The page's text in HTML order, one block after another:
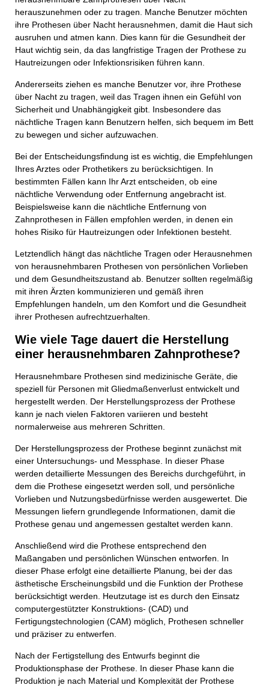
herauszunehmen oder zu tragen. Manche Benutzer möchten
ihre Prothesen über Nacht herausnehmen, damit die Haut sich
ausruhen und atmen kann. Dies kann für die Gesundheit der
Haut wichtig sein, da das langfristige Tragen der Prothese zu
Hautreizungen oder Infektionsrisiken führen kann.
Andererseits ziehen es manche Benutzer vor, ihre Prothese
über Nacht zu tragen, weil das Tragen ihnen ein Gefühl von
Sicherheit und Unabhängigkeit gibt. Insbesondere das
nächtliche Tragen kann Benutzern helfen, sich bequem im Bett
zu bewegen und sicher aufzuwachen.
Bei der Entscheidungsfindung ist es wichtig, die Empfehlungen
Ihres Arztes oder Prothetikers zu berücksichtigen. In
bestimmten Fällen kann Ihr Arzt entscheiden, ob eine
nächtliche Verwendung oder Entfernung angebracht ist.
Beispielsweise kann die nächtliche Entfernung von
Zahnprothesen in Fällen empfohlen werden, in denen ein
hohes Risiko für Hautreizungen oder Infektionen besteht.
Letztendlich hängt das nächtliche Tragen oder Herausnehmen
von herausnehmbaren Prothesen von persönlichen Vorlieben
und dem Gesundheitszustand ab. Benutzer sollten regelmäßig
mit ihren Ärzten kommunizieren und gemäß ihren
Empfehlungen handeln, um den Komfort und die Gesundheit
ihrer Prothesen aufrechtzuerhalten.
Wie viele Tage dauert die Herstellung
einer herausnehmbaren Zahnprothese?
Herausnehmbare Prothesen sind medizinische Geräte, die
speziell für Personen mit Gliedmaßenverlust entwickelt und
hergestellt werden. Der Herstellungsprozess der Prothese
kann je nach vielen Faktoren variieren und besteht
normalerweise aus mehreren Schritten.
Der Herstellungsprozess der Prothese beginnt zunächst mit
einer Untersuchungs- und Messphase. In dieser Phase
werden detaillierte Messungen des Bereichs durchgeführt, in
dem die Prothese eingesetzt werden soll, und persönliche
Vorlieben und Nutzungsbedürfnisse werden ausgewertet. Die
Messungen liefern grundlegende Informationen, damit die
Prothese genau und angemessen gestaltet werden kann.
Anschließend wird die Prothese entsprechend den
Maßangaben und persönlichen Wünschen entworfen. In
dieser Phase erfolgt eine detaillierte Planung, bei der das
ästhetische Erscheinungsbild und die Funktion der Prothese
berücksichtigt werden. Heutzutage ist es durch den Einsatz
computergestützter Konstruktions- (CAD) und
Fertigungstechnologien (CAM) möglich, Prothesen schneller
und präziser zu entwerfen.
Nach der Fertigstellung des Entwurfs beginnt die
Produktionsphase der Prothese. In dieser Phase kann die
Produktion je nach Material und Komplexität der Prothese
Betreff
Ihre Nachricht